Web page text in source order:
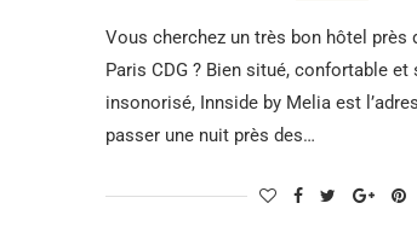
Vous cherchez un très bon hôtel près
Paris CDG ? Bien situé, confortable et
insonorisé, Innside by Melia est
passer une nuit près des…